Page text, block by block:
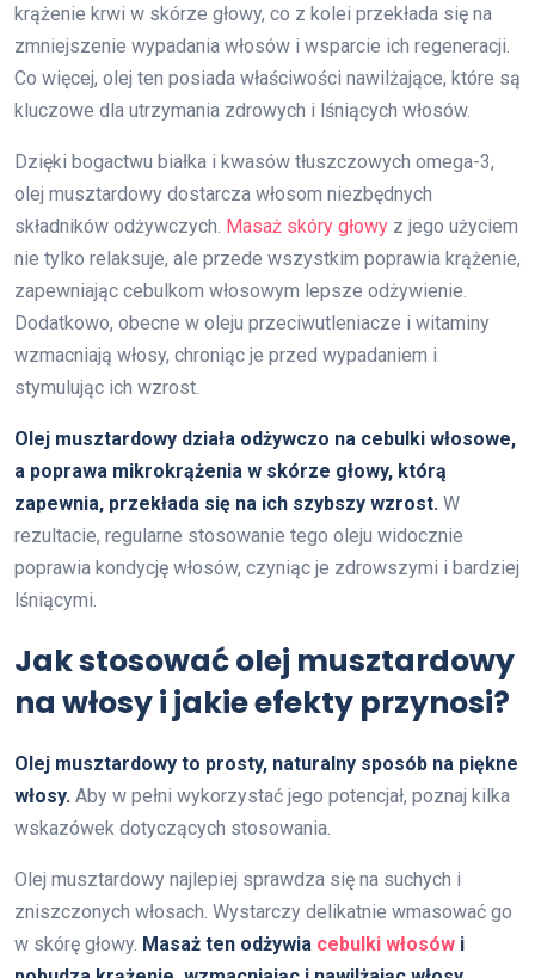
krążenie krwi w skórze głowy, co z kolei przekłada się na
zmniejszenie wypadania włosów i wsparcie ich regeneracji.
Co więcej, olej ten posiada właściwości nawilżające, które są
kluczowe dla utrzymania zdrowych i lśniących włosów.
Dzięki bogactwu białka i kwasów tłuszczowych omega-3,
olej musztardowy dostarcza włosom niezbędnych
składników odżywczych. Masaż skóry głowy z jego użyciem
nie tylko relaksuje, ale przede wszystkim poprawia krążenie,
zapewniając cebulkom włosowym lepsze odżywienie.
Dodatkowo, obecne w oleju przeciwutleniacze i witaminy
wzmacniają włosy, chroniąc je przed wypadaniem i
stymulując ich wzrost.
Olej musztardowy działa odżywczo na cebulki włosowe,
a poprawa mikrokrążenia w skórze głowy, którą
zapewnia, przekłada się na ich szybszy wzrost. W
rezultacie, regularne stosowanie tego oleju widocznie
poprawia kondycję włosów, czyniąc je zdrowszymi i bardziej
lśniącymi.
Jak stosować olej musztardowy
na włosy i jakie efekty przynosi?
Olej musztardowy to prosty, naturalny sposób na piękne
włosy. Aby w pełni wykorzystać jego potencjał, poznaj kilka
wskazówek dotyczących stosowania.
Olej musztardowy najlepiej sprawdza się na suchych i
zniszczonych włosach. Wystarczy delikatnie wmasować go
w skórę głowy. Masaż ten odżywia cebulki włosów i